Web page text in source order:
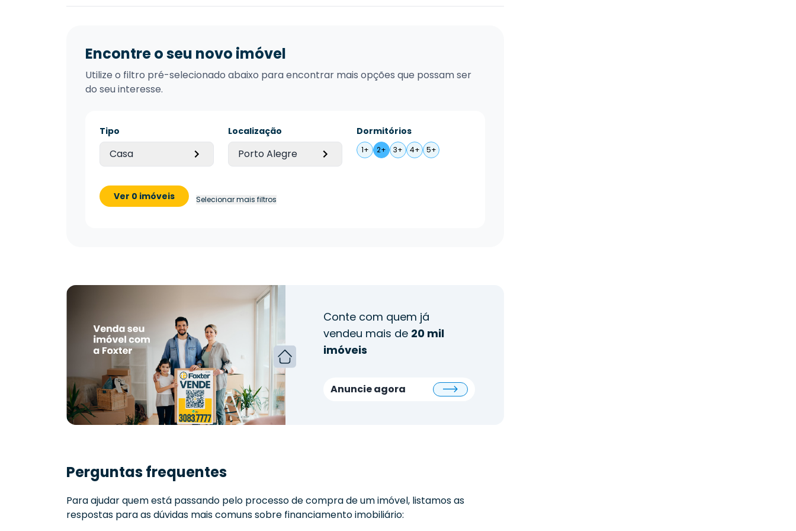
Encontre o seu novo imóvel
Utilize o filtro pré-selecionado abaixo para encontrar mais opções que possam ser
do seu interesse.
Tipo
Casa
Localização
Porto Alegre
Dormitórios
1+ 2+ 3+ 4+ 5+
Ver 0 imóveis Selecionar mais filtros
Conte com quem já
vendeu mais de 20 mil
imóveis
Anuncie agora
Perguntas frequentes
Para ajudar quem está passando pelo processo de compra de um imóvel, listamos as
respostas para as dúvidas mais comuns sobre financiamento imobiliário: